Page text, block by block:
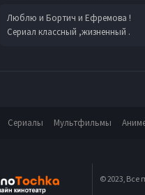
Люблю и Бортич и Ефремова !
Сериал классный ,жизненный .
Сериалы Мультфильмы
© 2023, Все